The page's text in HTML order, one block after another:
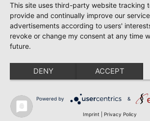
This site uses third-party website tracking
provide and continually improve our
advertisements according to users'
revoke or change my consent at any time
future.
DENY ACCEPT
Powered by &
Imprint Privacy Policy